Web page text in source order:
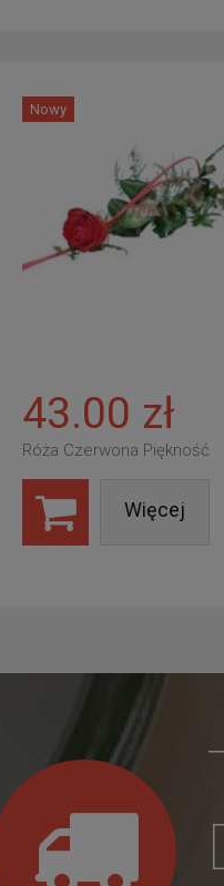
Nowy
43.00 zł
Róża Czerwona Piękność
Więcej